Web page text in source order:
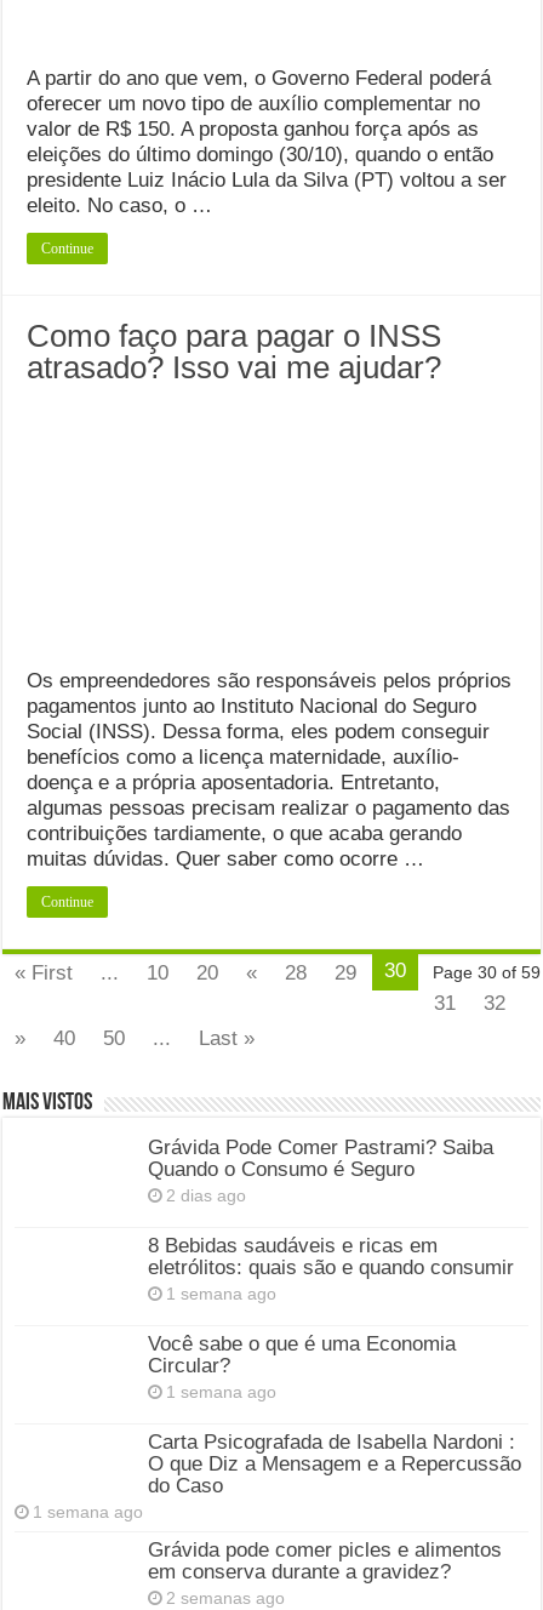
A partir do ano que vem, o Governo Federal poderá
oferecer um novo tipo de auxílio complementar no
valor de R$ 150. A proposta ganhou força após as
eleições do último domingo (30/10), quando o então
presidente Luiz Inácio Lula da Silva (PT) voltou a ser
eleito. No caso, o …
Continue
Como faço para pagar o INSS
atrasado? Isso vai me ajudar?
Os empreendedores são responsáveis pelos próprios
pagamentos junto ao Instituto Nacional do Seguro
Social (INSS). Dessa forma, eles podem conseguir
benefícios como a licença maternidade, auxílio-
doença e a própria aposentadoria. Entretanto,
algumas pessoas precisam realizar o pagamento das
contribuições tardiamente, o que acaba gerando
muitas dúvidas. Quer saber como ocorre …
Continue
Page 30 of 59
« First ... 10 20 « 28 29
30
31
32
»
40 50 ... Last »
Mais Vistos
Grávida Pode Comer Pastrami? Saiba
Quando o Consumo é Seguro
2 dias ago
8 Bebidas saudáveis e ricas em
eletrólitos: quais são e quando consumir
1 semana ago
Você sabe o que é uma Economia
Circular?
1 semana ago
Carta Psicografada de Isabella Nardoni :
O que Diz a Mensagem e a Repercussão
do Caso
1 semana ago
Grávida pode comer picles e alimentos
em conserva durante a gravidez?
2 semanas ago